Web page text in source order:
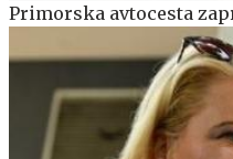
Primorska avtocesta